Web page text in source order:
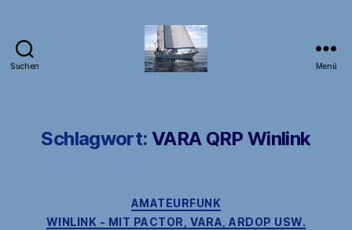
Suchen Menü
Schlagwort: VARA QRP Winlink
Kategorien
AMATEURFUNK
WINLINK - MIT PACTOR, VARA, ARDOP USW.